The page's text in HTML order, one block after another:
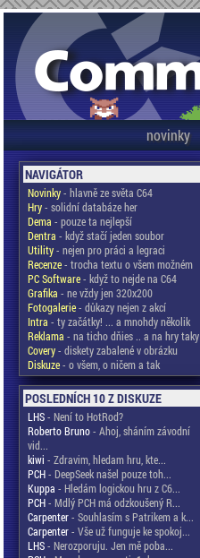
novinky
NAVIGÁTOR
Novinky- hlavně ze světa C64
Hry- solidní databáze her
Dema - pouze ta nejlepší
Dentra - když stačí jeden soubor
Utility- nejen pro práci a legraci
Recenze- trocha textu o všem možném
PC Software- když to nejde na C64
Grafika - ne vždy jen 320x200
Fotogalerie- důkazy nejen z akcí
Intra - ty začátky! ... a mnohdy několik
Reklama - na ticho dňies .. a na hry taky
Covery- diskety zabalené v obrázku
Diskuze- o všem, o ničem a tak
POSLEDNÍCH 10 Z DISKUZE
LHS- Není to HotRod?
Roberto Bruno- Ahoj, sháním závodní
vid...
kiwi - Zdravim, hledam hru, kte...
PCH- DeepSeek našel pouze toh...
Kuppa - Hledám logickou hru z C6...
PCH- Mdlý PCH má odzkoušený R...
Carpenter- Souhlasím s Patrikem a k...
Carpenter- Vše už funguje ke spokoj...
LHS- Nerozporuju. Jen mě poba...